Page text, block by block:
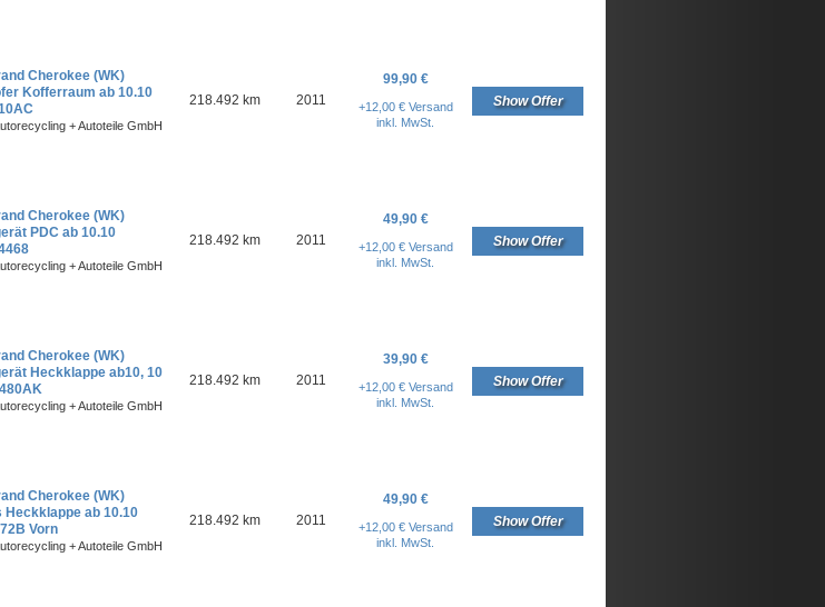
Cherokee (WK)
Kofferraum ab 10.10
+ Autoteile GmbH
218.492 km 2011
99,90 €
+12,00 € Versand
inkl. MwSt.
Show Offer
Cherokee (WK)
PDC ab 10.10
+ Autoteile GmbH
218.492 km 2011
49,90 €
+12,00 € Versand
inkl. MwSt.
Show Offer
Cherokee (WK)
Heckklappe ab10, 10
+ Autoteile GmbH
218.492 km 2011
39,90 €
+12,00 € Versand
inkl. MwSt.
Show Offer
Cherokee (WK)
Heckklappe ab 10.10
Vorn
+ Autoteile GmbH
218.492 km 2011
49,90 €
+12,00 € Versand
inkl. MwSt.
Show Offer